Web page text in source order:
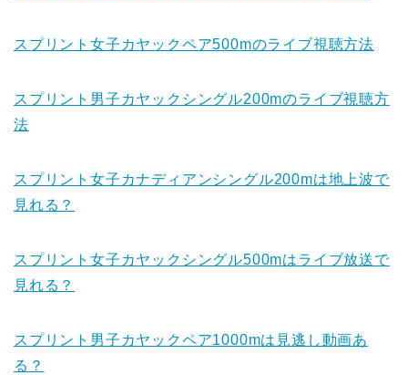
スプリント女子カヤックペア500mのライブ視聴方法
スプリント男子カヤックシングル200mのライブ視聴方
法
スプリント女子カナディアンシングル200mは地上波で
見れる？
スプリント女子カヤックシングル500mはライブ放送で
見れる？
スプリント男子カヤックペア1000mは見逃し動画あ
る？